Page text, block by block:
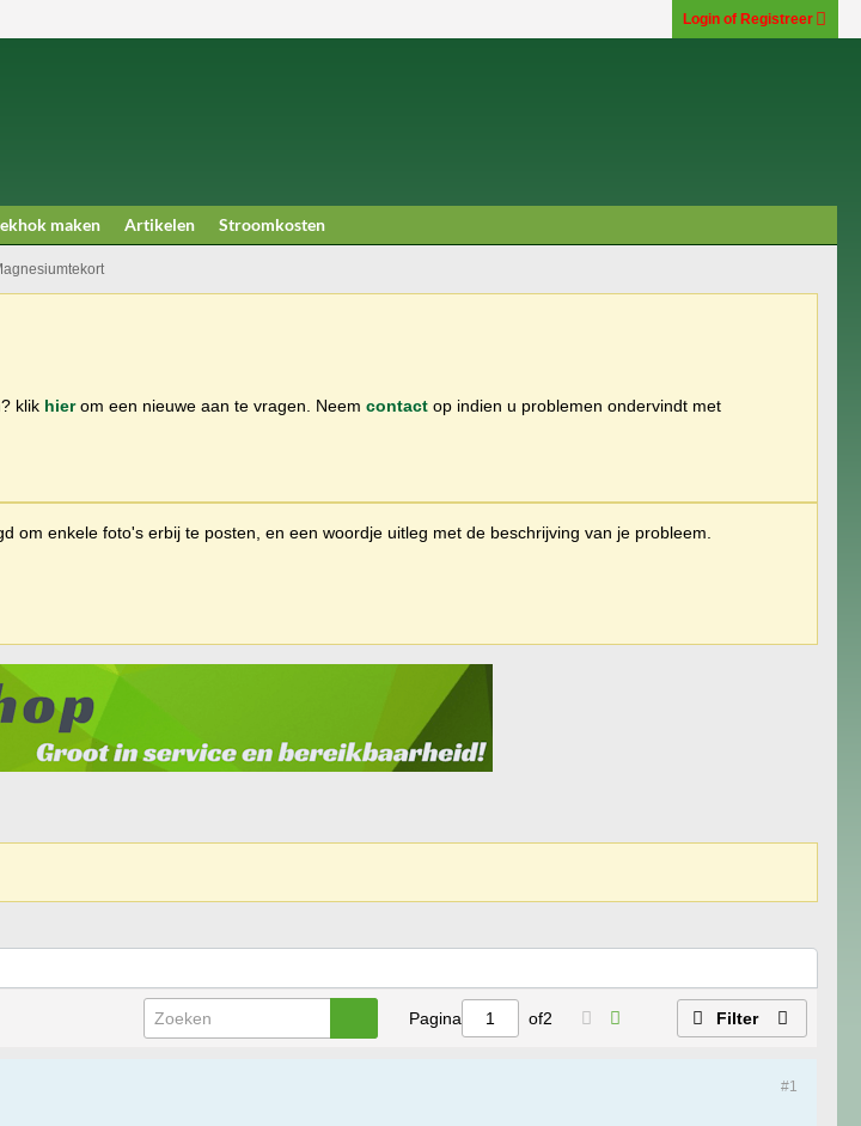
Login of Registreer
maken Artikelen Stroomkosten
klik hierom een nieuwe aan te vragen. Neem contact op indien u problemen ondervindt met
enkele foto's erbij te posten, en een woordje uitleg met de beschrijving van je probleem.
Pagina of2 Filter
#1